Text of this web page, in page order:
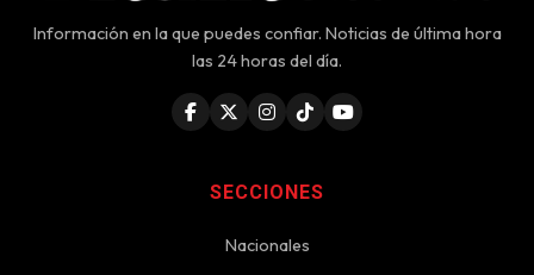
Información en la que puedes confiar. Noticias de última hora
las 24 horas del día.
SECCIONES
Nacionales